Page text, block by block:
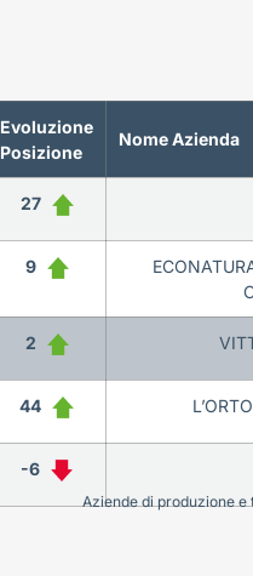
Evoluzione
Posizione
Nome Azienda
27
9
2
44
-6
Aziende di produzione